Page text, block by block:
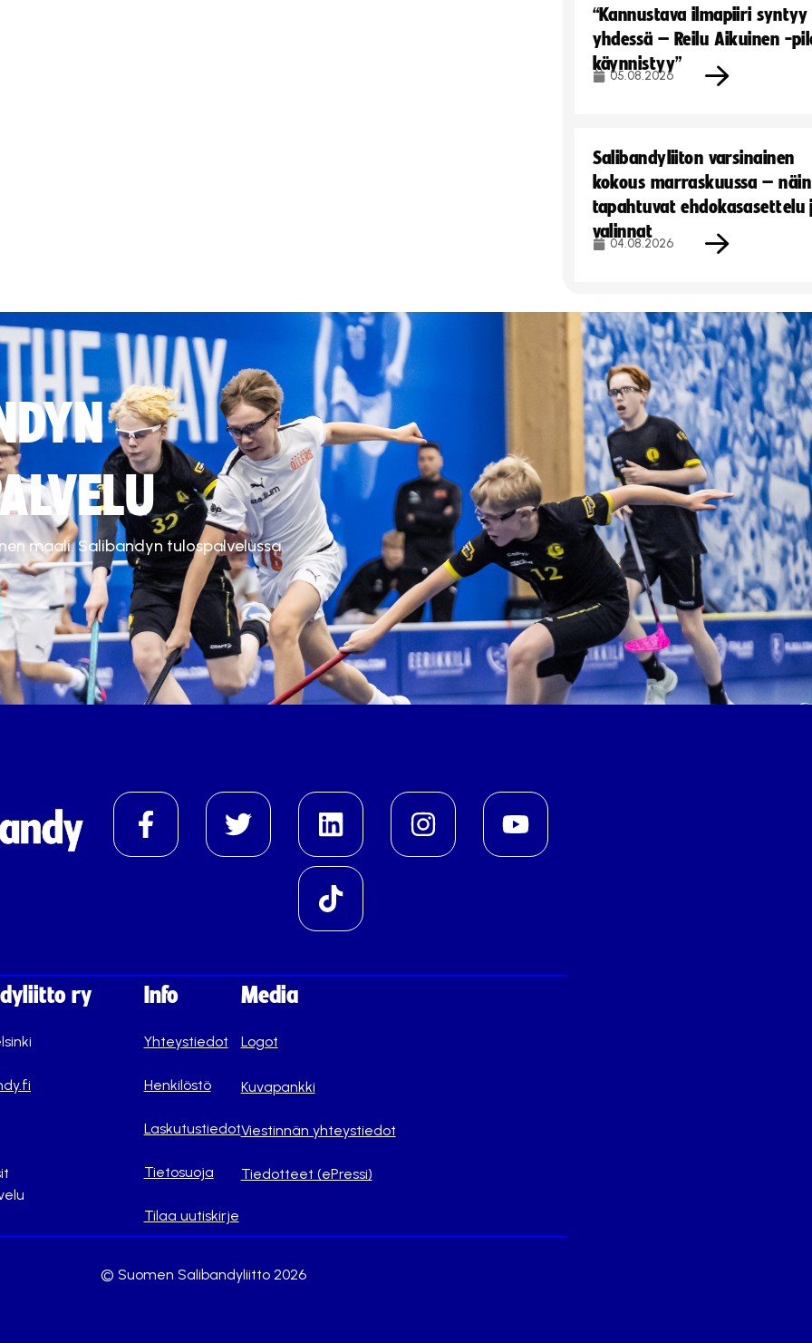
“Kannustava ilmapiiri syntyy
yhdessä – Reilu Aikuinen -
käynnistyy”
05.08.2026
Salibandyliiton varsinainen
kokous marraskuussa – näin
tapahtuvat ehdokasasettelu
valinnat
04.08.2026
maali. Salibandyn tulospalvelussa.
ry Info
Yhteystiedot
Henkilöstö
Laskutustiedot
Tietosuoja
Tilaa uutiskirje
Media
Logot
Kuvapankki
Viestinnän yhteystiedot
Tiedotteet (ePressi)
© Suomen Salibandyliitto 2026